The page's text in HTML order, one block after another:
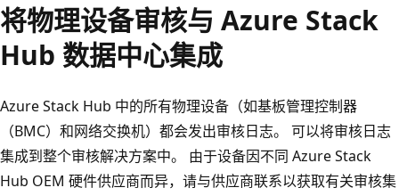
将物理设备审核与 Azure Stack
Hub 数据中心集成
Azure Stack Hub 中的所有物理设备（如基板管理控制器
（BMC）和网络交换机）都会发出审核日志。 可以将审核日志
集成到整个审核解决方案中。 由于设备因不同 Azure Stack
Hub OEM 硬件供应商而异，请与供应商联系以获取有关审核集